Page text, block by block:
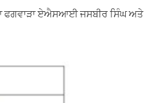
ਫਗਵਾੜਾ ਏਐਸਆਈ ਜਸਬੀਰ ਸਿੰਘ ਅਤੇ